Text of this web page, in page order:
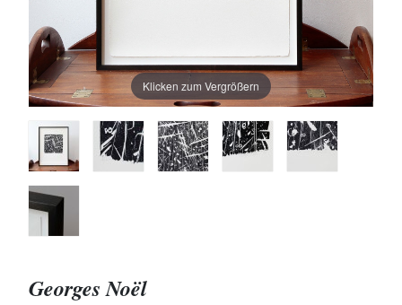
Klicken zum Vergrößern
Georges Noël